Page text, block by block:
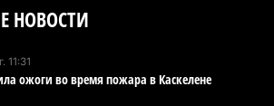
НОВОСТИ
11:31
ожоги во время пожара в Каскелене